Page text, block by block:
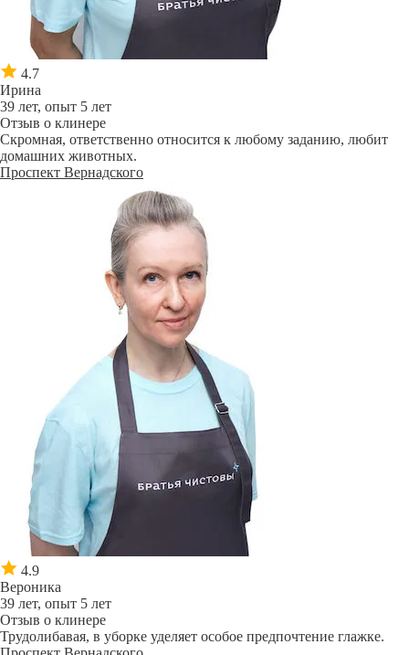
4.7
Ирина
39 лет, опыт 5 лет
Отзыв о клинере
Скромная, ответственно относится к любому заданию, любит
домашних животных.
Проспект Вернадского
4.9
Вероника
39 лет, опыт 5 лет
Отзыв о клинере
Трудолибавая, в уборке уделяет особое предпочтение глажке.